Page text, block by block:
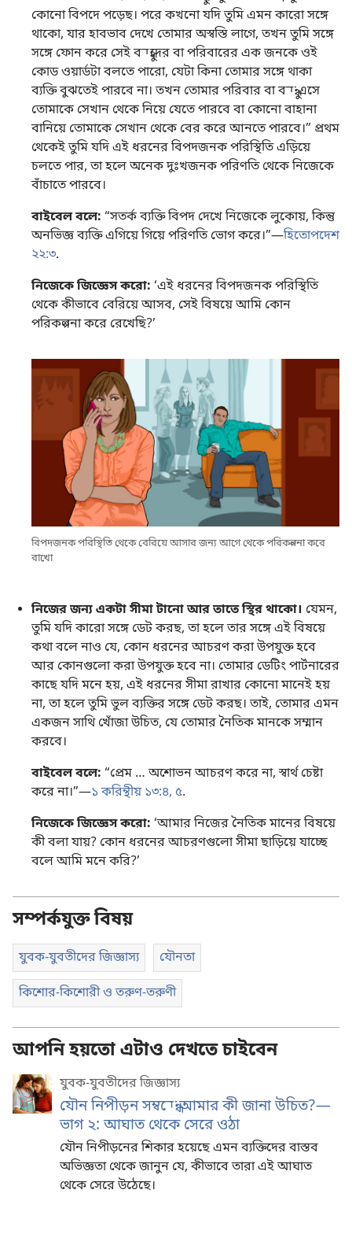
কোনো বিপদে পড়েছ। পরে কখনো যদি তুমি এমন কারো সঙ্গে
থাকো, যার হাবভাব দেখে তোমার অস্বস্তি লাগে, তখন তুমি সঙ্গে
সঙ্গে ফোন করে সেই বন্ধুদের বা পরিবারের এক জনকে ওই
কোড ওয়ার্ডটা বলতে পারো, যেটা কিনা তোমার সঙ্গে থাকা
ব্যক্তি বুঝতেই পারবে না। তখন তোমার পরিবার বা বন্ধু এসে
তোমাকে সেখান থেকে নিয়ে যেতে পারবে বা কোনো বাহানা
বানিয়ে তোমাকে সেখান থেকে বের করে আনতে পারবে।” প্রথম
থেকেই তুমি যদি এই ধরনের বিপদজনক পরিস্থিতি এড়িয়ে
চলতে পার, তা হলে অনেক দুঃখজনক পরিণতি থেকে নিজেকে
বাঁচাতে পারবে।
বাইবেল বলে: “সতর্ক ব্যক্তি বিপদ দেখে নিজেকে লুকোয়, কিন্তু
অনভিজ্ঞ ব্যক্তি এগিয়ে গিয়ে পরিণতি ভোগ করে।”—হিতোপদেশ
২২:৩.
নিজেকে জিজ্ঞেস করো: ‘এই ধরনের বিপদজনক পরিস্থিতি
থেকে কীভাবে বেরিয়ে আসব, সেই বিষয়ে আমি কোন
পরিকল্পনা করে রেখেছি?’
বিপদজনক পরিস্থিতি থেকে বেরিয়ে আসার জন্য আগে থেকে পরিকল্পনা করে
রাখো
নিজের জন্য একটা সীমা টানো আর তাতে স্থির থাকো। যেমন,
তুমি যদি কারো সঙ্গে ডেট করছ, তা হলে তার সঙ্গে এই বিষয়ে
কথা বলে নাও যে, কোন ধরনের আচরণ করা উপযুক্ত হবে
আর কোনগুলো করা উপযুক্ত হবে না। তোমার ডেটিং পার্টনারের
কাছে যদি মনে হয়, এই ধরনের সীমা রাখার কোনো মানেই হয়
না, তা হলে তুমি ভুল ব্যক্তির সঙ্গে ডেট করছ। তাই, তোমার এমন
একজন সাথি খোঁজা উচিত, যে তোমার নৈতিক মানকে সম্মান
করবে।
বাইবেল বলে: “প্রেম … অশোভন আচরণ করে না, স্বার্থ চেষ্টা
করে না।”—১ করিন্থীয় ১৩:৪, ৫.
নিজেকে জিজ্ঞেস করো: ‘আমার নিজের নৈতিক মানের বিষয়ে
কী বলা যায়? কোন ধরনের আচরণগুলো সীমা ছাড়িয়ে যাচ্ছে
বলে আমি মনে করি?’
সম্পর্কযুক্ত বিষয়
যুবক-যুবতীদের জিজ্ঞাস্য যৌনতা
কিশোর-কিশোরী ও তরুণ-তরুণী
আপনি হয়তো এটাও দেখতে চাইবেন
যুবক-যুবতীদের জিজ্ঞাস্য
যৌন নিপীড়ন সম্বন্ধে আমার কী জানা উচিত?—
ভাগ ২: আঘাত থেকে সেরে ওঠা
যৌন নিপীড়নের শিকার হয়েছে এমন ব্যক্তিদের বাস্তব
অভিজ্ঞতা থেকে জানুন যে, কীভাবে তারা এই আঘাত
থেকে সেরে উঠেছে।